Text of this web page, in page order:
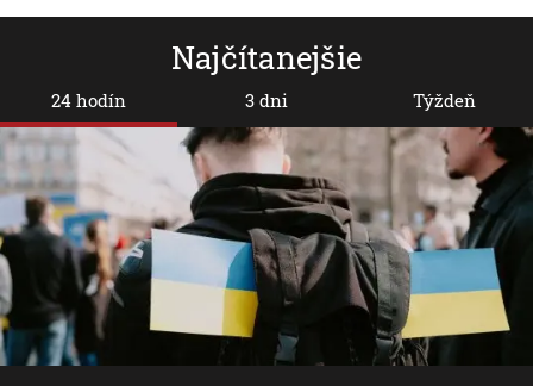
Najčítanejšie
24 hodín 3 dni Týždeň